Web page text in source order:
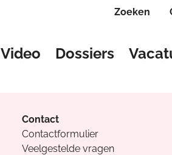
Zoeken
Video Dossiers
Contact
Contactformulier
Veelgestelde vragen